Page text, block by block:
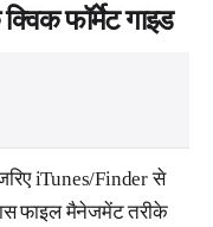
फॉर्मेट गाइड
iTunes/Finder से
फाइल मैनेजमेंट तरीके